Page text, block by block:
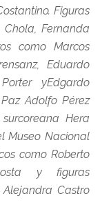
Figuras
Fernanda
como Marcos
Eduardo
yEdgardo
Adolfo Pérez
Hera
Museo Nacional
como Roberto
y figuras
Alejandra Castro